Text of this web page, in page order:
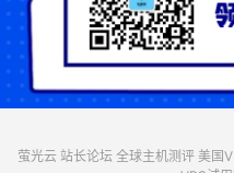
萤光云 站长论坛 全球主机测评 美国